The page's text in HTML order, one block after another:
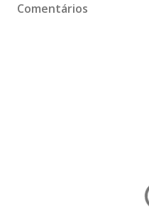
Comentários